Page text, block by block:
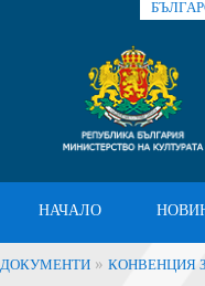
НАЧАЛО
ДОКУМЕНТИ » КОНВЕНЦИЯ